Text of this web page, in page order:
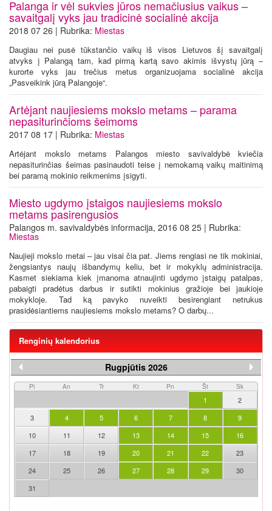
Palanga ir vėl sukvies jūros nemačiusius vaikus –
savaitgalį vyks jau tradicinė socialinė akcija
2018 07 26 | Rubrika: Miestas
Daugiau nei pusė tūkstančio vaikų iš visos Lietuvos šį savaitgalį
atvyks į Palangą tam, kad pirmą kartą savo akimis išvystų jūrą –
kurorte vyks jau trečius metus organizuojama socialinė akcija
„Pasveikink jūrą Palangoje“.
Artėjant naujiesiems mokslo metams – parama
nepasiturinčioms šeimoms
2017 08 17 | Rubrika: Miestas
Artėjant mokslo metams Palangos miesto savivaldybė kviečia
nepasiturinčias šeimas pasinaudoti teise į nemokamą vaikų maitinimą
bei paramą mokinio reikmenims įsigyti.
Miesto ugdymo įstaigos naujiesiems mokslo
metams pasirengusios
Palangos m. savivaldybės informacija, 2016 08 25 | Rubrika:
Miestas
Naujieji mokslo metai – jau visai čia pat. Jiems rengiasi ne tik mokiniai,
žengsiantys naujų išbandymų keliu, bet ir mokyklų administracija.
Kasmet siekiama kiek įmanoma atnaujinti ugdymo įstaigų patalpas,
pabaigti pradėtus darbus ir sutikti mokinius gražioje bei jaukioje
mokykloje. Tad ką pavyko nuveikti besirengiant netrukus
prasidėsiantiems naujiesiems mokslo metams? O darbų...
Renginių kalendorius
Rugpjūtis 2026
Pi An Tr Kt Pn Št Sk
1
2
3
4 5 6 7 8
9
10
11 12 13 14 15
16
17
18 19 20 21 22
23
24
25 26 27 28 29
30
31